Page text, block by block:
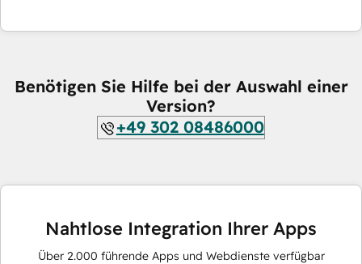
Benötigen Sie Hilfe bei der Auswahl einer
Version?
+49 302 08486000
Nahtlose Integration Ihrer Apps
Über 2.000 führende Apps und Webdienste verfügbar